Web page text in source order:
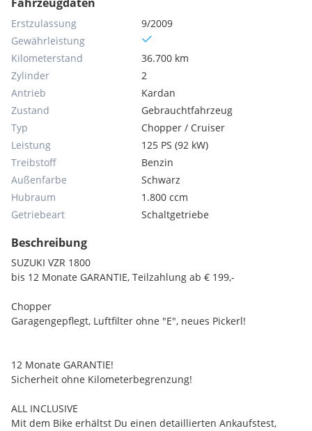
Erstzulassung
9/2009
Gewährleistung
Kilometerstand
36.700 km
Zylinder
2
Antrieb
Kardan
Zustand
Gebrauchtfahrzeug
Typ
Chopper / Cruiser
Leistung
125 PS (92 kW)
Treibstoff
Benzin
Außenfarbe
Schwarz
Hubraum
1.800 ccm
Getriebeart
Schaltgetriebe
Beschreibung
SUZUKI VZR 1800
bis 12 Monate GARANTIE, Teilzahlung ab € 199,-
Chopper
Garagengepflegt, Luftfilter ohne "E", neues Pickerl!
12 Monate GARANTIE!
Sicherheit ohne Kilometerbegrenzung!
ALL INCLUSIVE
Mit dem Bike erhältst Du einen detaillierten Ankaufstest,